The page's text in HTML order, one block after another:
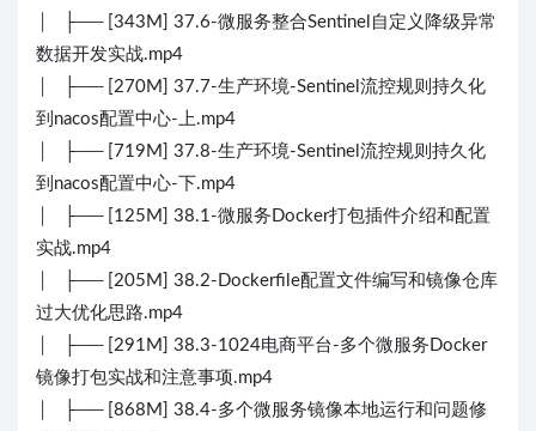
│ ├── [343M] 37.6-微服务整合Sentinel自定义降级异常
数据开发实战.mp4
│ ├── [270M] 37.7-生产环境-Sentinel流控规则持久化
到nacos配置中心-上.mp4
│ ├── [719M] 37.8-生产环境-Sentinel流控规则持久化
到nacos配置中心-下.mp4
│ ├── [125M] 38.1-微服务Docker打包插件介绍和配置
实战.mp4
│ ├── [205M] 38.2-Dockerfile配置文件编写和镜像仓库
过大优化思路.mp4
│ ├── [291M] 38.3-1024电商平台-多个微服务Docker
镜像打包实战和注意事项.mp4
│ ├── [868M] 38.4-多个微服务镜像本地运行和问题修